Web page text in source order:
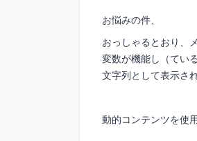
お悩みの件、
おっしゃるとおり、
変数が機能し（てい
文字列として表示さ
動的コンテンツを使